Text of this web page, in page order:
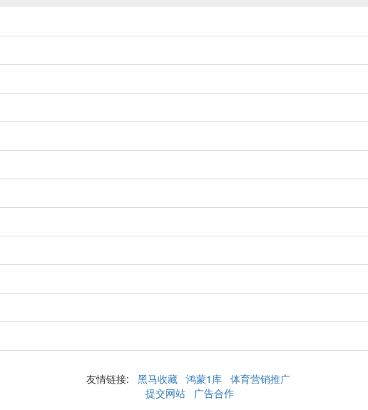
友情链接: 黑马收藏 鸿蒙1库 体育营销推广
提交网站
广告合作